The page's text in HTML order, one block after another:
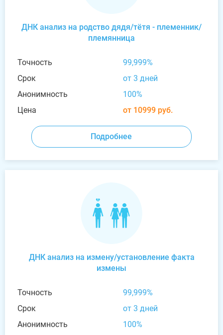
ДНК анализ на родство дядя/тётя - племенник/
племянница
Точность
99,999%
Срок
от 3 дней
Анонимность
100%
Цена
от 10999 руб.
Подробнее
ДНК анализ на измену/установление факта
измены
Точность
99,999%
Срок
от 3 дней
Анонимность
100%